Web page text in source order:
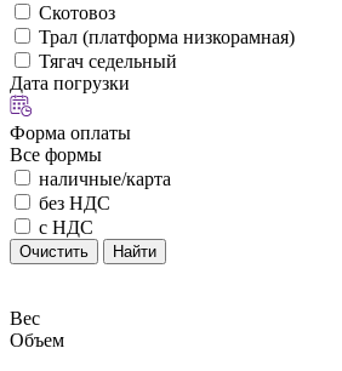
Скотовоз
Трал (платформа низкорамная)
Тягач седельный
Дата погрузки
Форма оплаты
Все формы
наличные/карта
без НДС
с НДС
Очистить Найти
Вес
Объем